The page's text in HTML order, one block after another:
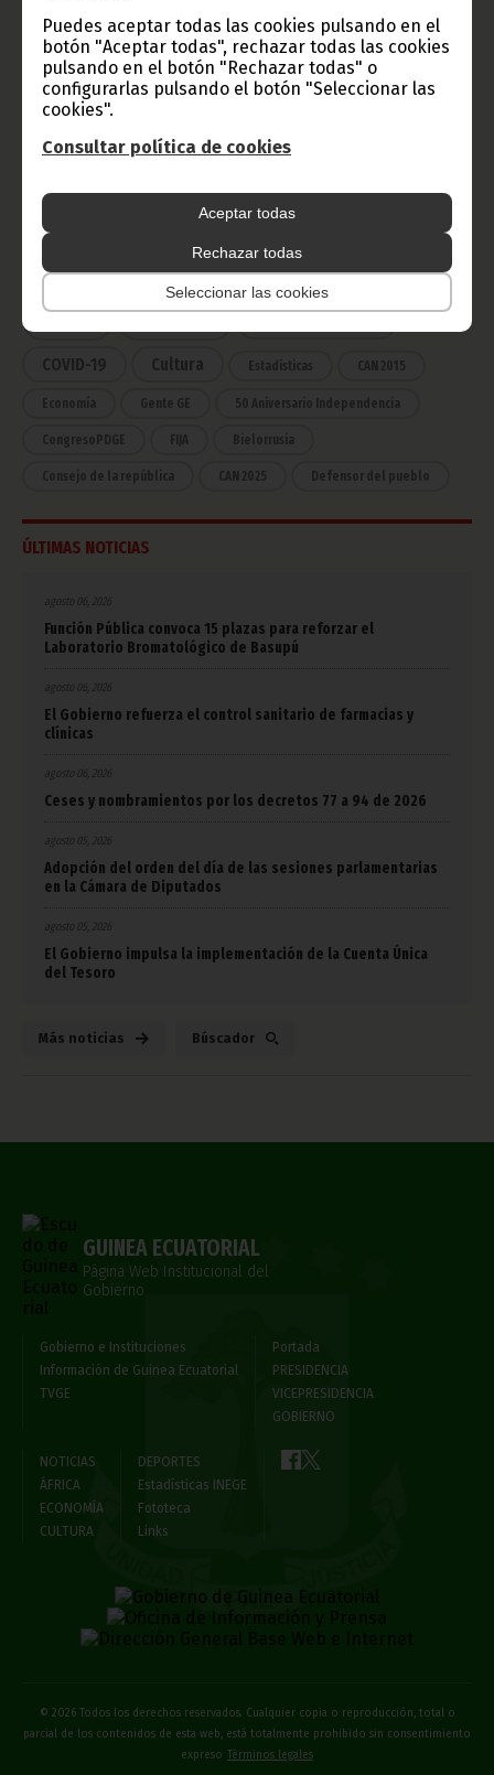
Puedes aceptar todas las cookies pulsando en el
botón "Aceptar todas", rechazar todas las cookies
pulsando en el botón "Rechazar todas" o
configurarlas pulsando el botón "Seleccionar las
cookies".
Consultar política de cookies
Aceptar todas
Rechazar todas
Seleccionar las cookies
Radio Nacional de Guinea
Ecuatorial
Haz click aquí para escuchar ahora
CATEGORÍAS
Noticias Gobierno
Presidencia
África
COVID-19 Cultura Estadísticas CAN 2015
Economía Gente GE 50 Aniversario Independencia
CongresoPDGE FIJA Bielorrusia
Consejo de la república CAN 2025 Defensor del pueblo
ÚLTIMAS NOTICIAS
agosto 06, 2026
Función Pública convoca 15 plazas para reforzar el
Laboratorio Bromatológico de Basupú
agosto 06, 2026
El Gobierno refuerza el control sanitario de farmacias y
clínicas
agosto 06, 2026
Ceses y nombramientos por los decretos 77 a 94 de 2026
agosto 05, 2026
Adopción del orden del día de las sesiones parlamentarias
en la Cámara de Diputados
agosto 05, 2026
El Gobierno impulsa la implementación de la Cuenta Única
del Tesoro
Más noticias Búscador
GUINEA ECUATORIAL
Página Web Institucional del
Gobierno
Gobierno e Instituciones
Información de Guinea Ecuatorial
TVGE
Portada
PRESIDENCIA
VICEPRESIDENCIA
GOBIERNO
NOTICIAS
ÁFRICA
ECONOMÍA
CULTURA
DEPORTES
Estadísticas INEGE
Fototeca
Links
© 2026 Todos los derechos reservados. Cualquier copia o reproducción, total o
parcial de los contenidos de esta web, está totalmente prohibido sin consentimiento
expreso Términos legales